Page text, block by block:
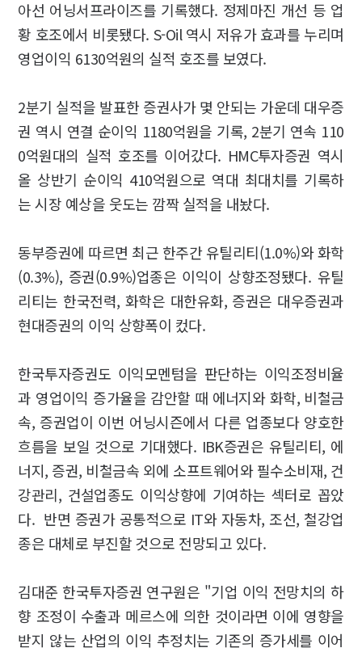
아선 어닝서프라이즈를 기록했다. 정제마진 개선 등 업
황 호조에서 비롯됐다. S-Oil 역시 저유가 효과를 누리며
영업이익 6130억원의 실적 호조를 보였다.
2분기 실적을 발표한 증권사가 몇 안되는 가운데 대우증
권 역시 연결 순이익 1180억원을 기록, 2분기 연속 110
0억원대의 실적 호조를 이어갔다. HMC투자증권 역시
올 상반기 순이익 410억원으로 역대 최대치를 기록하
는 시장 예상을 웃도는 깜짝 실적을 내놨다.
동부증권에 따르면 최근 한주간 유틸리티(1.0%)와 화학
(0.3%), 증권(0.9%)업종은 이익이 상향조정됐다. 유틸
리티는 한국전력, 화학은 대한유화, 증권은 대우증권과
현대증권의 이익 상향폭이 컸다.
한국투자증권도 이익모멘텀을 판단하는 이익조정비율
과 영업이익 증가율을 감안할 때 에너지와 화학, 비철금
속, 증권업이 이번 어닝시즌에서 다른 업종보다 양호한
흐름을 보일 것으로 기대했다. IBK증권은 유틸리티, 에
너지, 증권, 비철금속 외에 소프트웨어와 필수소비재, 건
강관리, 건설업종도 이익상향에 기여하는 섹터로 꼽았
다. 반면 증권가 공통적으로 IT와 자동차, 조선, 철강업
종은 대체로 부진할 것으로 전망되고 있다.
김대준 한국투자증권 연구원은 "기업 이익 전망치의 하
향 조정이 수출과 메르스에 의한 것이라면 이에 영향을
받지 않는 산업의 이익 추정치는 기존의 증가세를 이어